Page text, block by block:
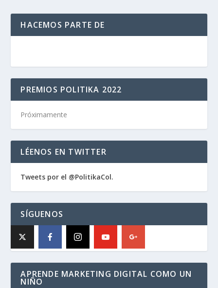
HACEMOS PARTE DE
PREMIOS POLITIKA 2022
Próximamente
LÉENOS EN TWITTER
Tweets por el @PolitikaCol.
SÍGUENOS
APRENDE MARKETING DIGITAL COMO UN
NIÑO